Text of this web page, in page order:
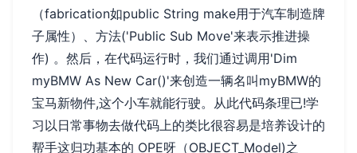
（fabrication如public String make用于汽车制造牌
子属性）、方法('Public Sub Move'来表示推进操
作) 。然后，在代码运行时，我们通过调用'Dim
myBMW As New Car()'来创造一辆名叫myBMW的
宝马新物件,这个小车就能行驶。从此代码条理已!学
习以日常事物去做代码上的类比很容易是培养设计的
帮手这归功基本的 OPE呀（OBJECT_Model)之